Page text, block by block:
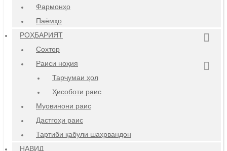
Фармонҳо
Паёмҳо
РОҲБАРИЯТ
Сохтор
Раиси ноҳия
Тарҷумаи ҳол
Ҳисоботи раис
Муовинони раис
Дастгоҳи раис
Тартиби қабули шаҳрвандон
НАВИД